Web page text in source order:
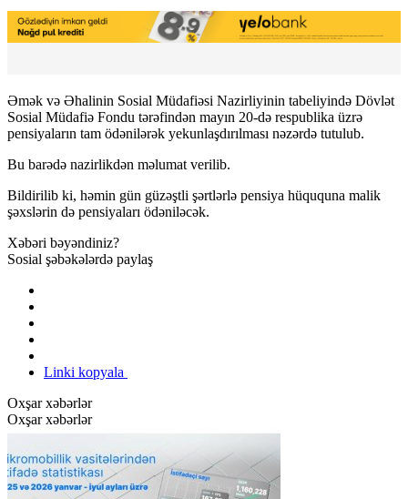
Əmək və Əhalinin Sosial Müdafiəsi Nazirliyinin tabeliyində Dövlət
Sosial Müdafiə Fondu tərəfindən mayın 20-də respublika üzrə
pensiyaların tam ödənilərək yekunlaşdırılması nəzərdə tutulub.
Bu barədə nazirlikdən məlumat verilib.
Bildirilib ki, həmin gün güzəştli şərtlərlə pensiya hüququna malik
şəxslərin də pensiyaları ödəniləcək.
Xəbəri bəyəndiniz?
Sosial şəbəkələrdə paylaş
Linki kopyala
Oxşar xəbərlər
Oxşar xəbərlər